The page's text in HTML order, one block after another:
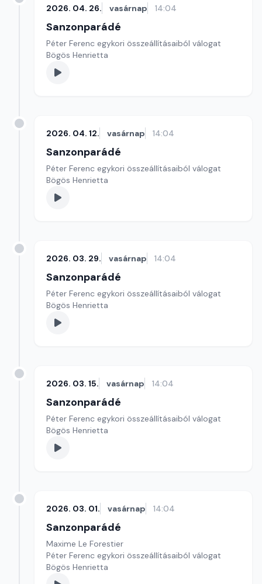
2026. 04. 26. vasárnap 14:04
Sanzonparádé
Péter Ferenc egykori összeállításaiból válogat
Bögös Henrietta
2026. 04. 12. vasárnap 14:04
Sanzonparádé
Péter Ferenc egykori összeállításaiból válogat
Bögös Henrietta
2026. 03. 29. vasárnap 14:04
Sanzonparádé
Péter Ferenc egykori összeállításaiból válogat
Bögös Henrietta
2026. 03. 15. vasárnap 14:04
Sanzonparádé
Péter Ferenc egykori összeállításaiból válogat
Bögös Henrietta
2026. 03. 01. vasárnap 14:04
Sanzonparádé
Maxime Le Forestier
Péter Ferenc egykori összeállításaiból válogat
Bögös Henrietta